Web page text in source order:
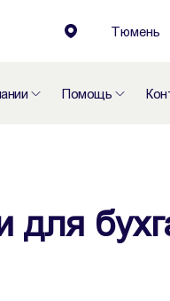
Тюмень
Помощь
для